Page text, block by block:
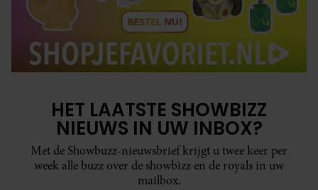
HET LAATSTE SHOWBIZZ
NIEUWS IN UW INBOX?
Met de Showbuzz-nieuwsbrief krijgt u twee keer per
week alle buzz over de showbizz en de royals in uw
mailbox.